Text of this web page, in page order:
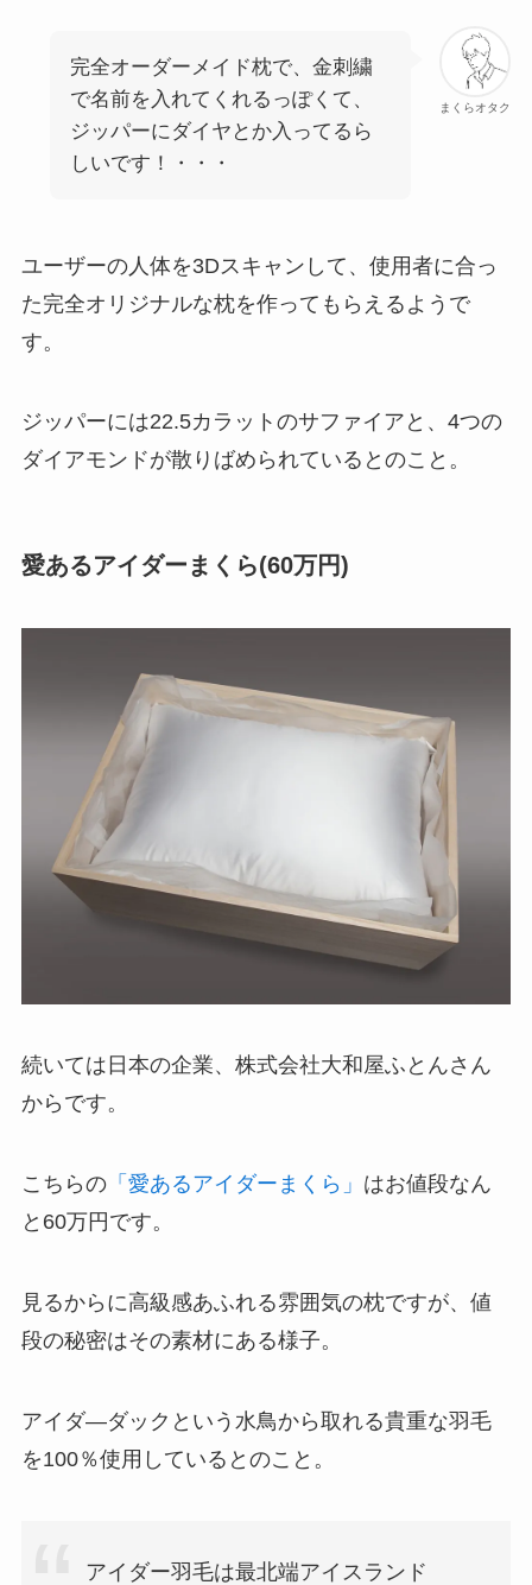
まくらオタク
完全オーダーメイド枕で、金刺繍
で名前を入れてくれるっぽくて、
ジッパーにダイヤとか入ってるら
しいです！・・・
ユーザーの人体を3Dスキャンして、使用者に合っ
た完全オリジナルな枕を作ってもらえるようで
す。
ジッパーには22.5カラットのサファイアと、4つの
ダイアモンドが散りばめられているとのこと。
愛あるアイダーまくら(60万円)
続いては日本の企業、株式会社大和屋ふとんさん
からです。
こちらの「愛あるアイダーまくら」 はお値段なん
と60万円です。
見るからに高級感あふれる雰囲気の枕ですが、値
段の秘密はその素材にある様子。
アイダ―ダックという水鳥から取れる貴重な羽毛
を100％使用しているとのこと。
アイダー羽毛は最北端アイスランド